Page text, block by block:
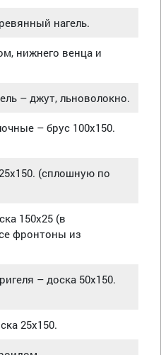
нагель.
нижнего венца и
– джут, льноволокно.
– брус 100х150.
(сплошную по
150х25 (в
фронтоны из
– доска 50х150.
25х150.